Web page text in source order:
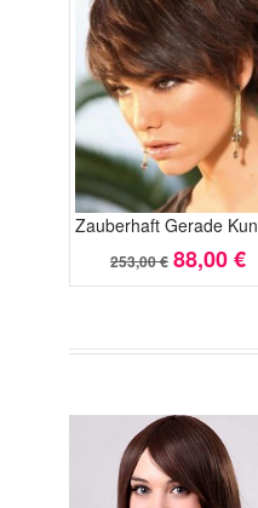
253,00 € 88,00 €